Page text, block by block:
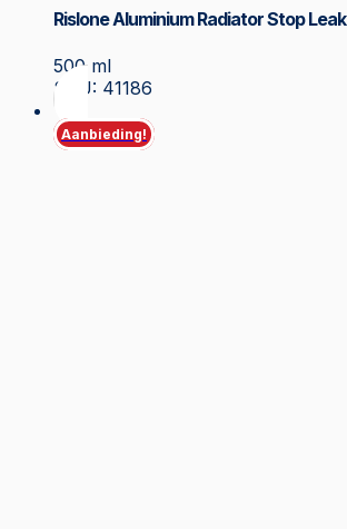
Rislone Aluminium Radiator Stop Leak
500 ml
SKU: 41186
Aanbieding!